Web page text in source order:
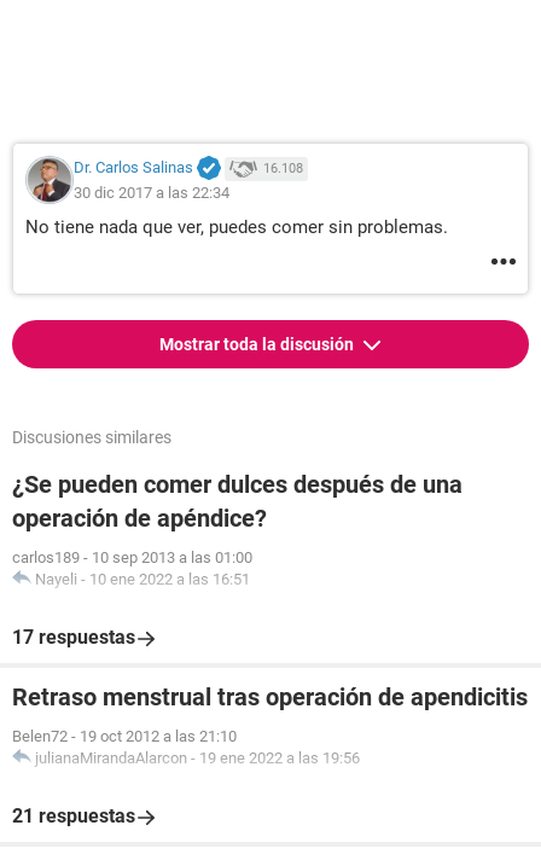
Dr. Carlos Salinas 16.108
30 dic 2017 a las 22:34
No tiene nada que ver, puedes comer sin problemas.
Mostrar toda la discusión
Discusiones similares
¿Se pueden comer dulces después de una
operación de apéndice?
carlos189 - 10 sep 2013 a las 01:00
Nayeli - 10 ene 2022 a las 16:51
17 respuestas
Retraso menstrual tras operación de apendicitis
Belen72 - 19 oct 2012 a las 21:10
julianaMirandaAlarcon - 19 ene 2022 a las 19:56
21 respuestas